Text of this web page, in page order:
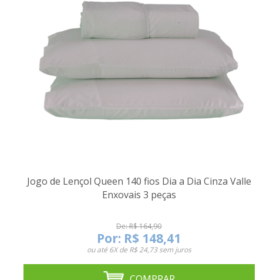
Jogo de Lençol Queen 140 fios Dia a Dia Cinza Valle
Enxovais 3 peças
De: R$ 164,90
Por: R$ 148,41
ou até6X de R$ 24,73sem juros